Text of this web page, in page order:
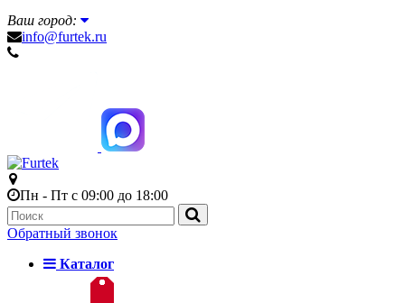
Ваш город:
info@furtek.ru
Пн - Пт с 09:00 до 18:00
Обратный звонок
Каталог